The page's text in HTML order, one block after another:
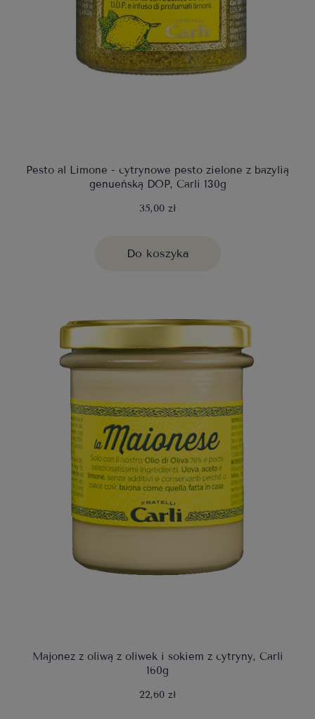
Pesto al Limone - cytrynowe pesto zielone z bazylią
genueńską DOP, Carli 130g
35,00 zł
Do koszyka
Majonez z oliwą z oliwek i sokiem z cytryny, Carli
160g
22,60 zł